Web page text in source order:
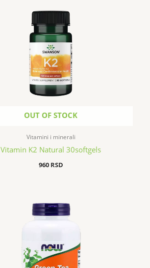
OUT OF STOCK
Vitamini i minerali
Vitamin K2 Natural 30softgels
960 RSD